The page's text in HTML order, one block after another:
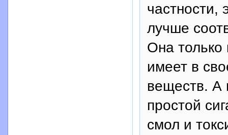
частности,
лучше
Она только
имеет в
веществ. А
простой
смол и